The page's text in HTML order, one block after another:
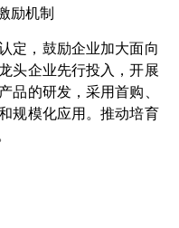
励机制
定，鼓励企业加大面向
头企业先行投入，开展
的研发，采用首购、
规模化应用。推动培育